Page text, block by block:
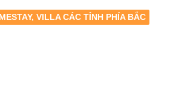
VILLA CÁC TỈNH PHÍA BẮC